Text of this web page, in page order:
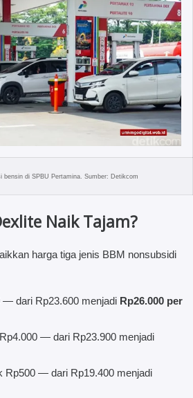
bensin di SPBU Pertamina. Sumber: Detikcom
Naik Tajam?
harga tiga jenis BBM nonsubsidi
dari Rp23.600 menjadi Rp26.000 per
— dari Rp23.900 menjadi
Rp500 — dari Rp19.400 menjadi